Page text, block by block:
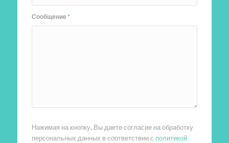
Сообщение*
Нажимая на кнопку, Вы даете согласие на обработку
персональных данных в соответствии с политикой